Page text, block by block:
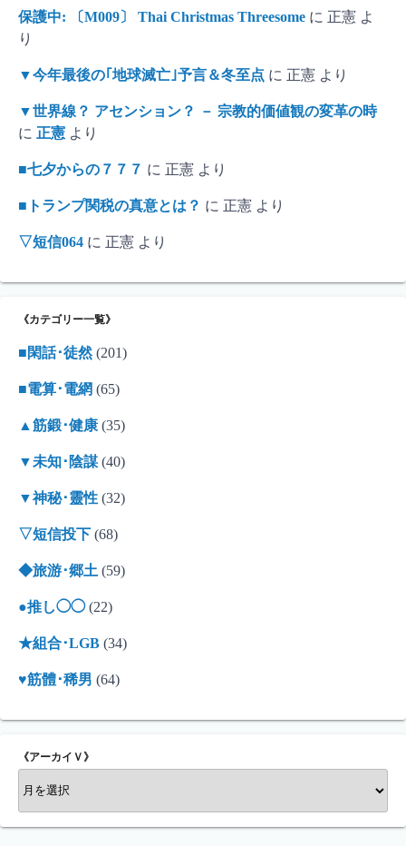
保護中: 〔M009〕 Thai Christmas Threesome に 正憲 よ
り
▼今年最後の｢地球滅亡｣予言＆冬至点 に 正憲 より
▼世界線？ アセンション？ － 宗教的価値観の変革の時
に 正憲 より
■七夕からの７７７ に 正憲 より
■トランプ関税の真意とは？ に 正憲 より
▽短信064 に 正憲 より
《カテゴリー一覧》
■閑話･徒然(201)
■電算･電網 (65)
▲筋鍛･健康 (35)
▼未知･陰謀 (40)
▼神秘･靈性 (32)
▽短信投下 (68)
◆旅游･郷土 (59)
●推し◯◯(22)
★組合･LGB (34)
♥筋體･稀男 (64)
《アーカイＶ》
ア